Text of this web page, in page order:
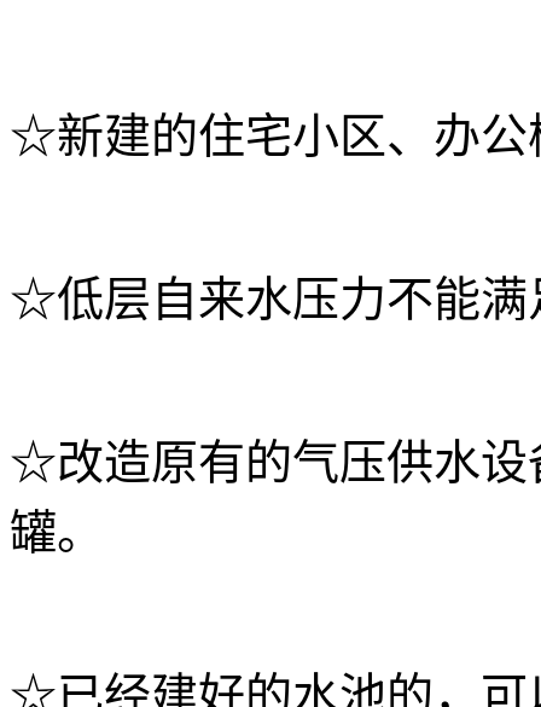
☆新建的住宅小区、办公
☆低层自来水压力不能满
☆改造原有的气压供水设
罐。
☆已经建好的水池的，可